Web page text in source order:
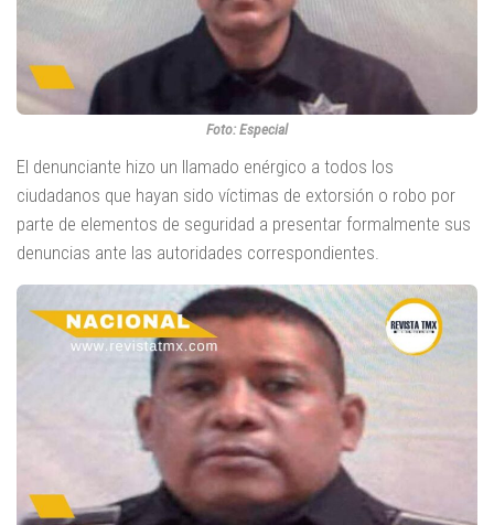
Foto: Especial
El denunciante hizo un llamado enérgico a todos los
ciudadanos que hayan sido víctimas de extorsión o robo por
parte de elementos de seguridad a presentar formalmente sus
denuncias ante las autoridades correspondientes.